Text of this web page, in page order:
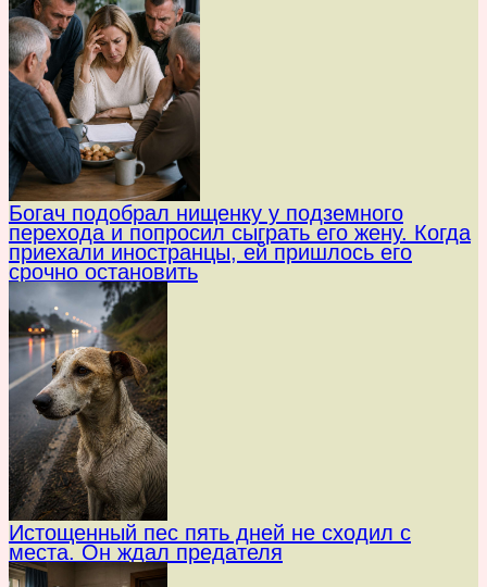
Богач подобрал нищенку у подземного
перехода и попросил сыграть его жену. Когда
приехали иностранцы, ей пришлось его
срочно остановить
Истощенный пес пять дней не сходил с
места. Он ждал предателя